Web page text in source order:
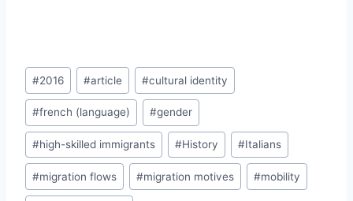
Post
Tags:
#2016 #article #cultural identity
#french (language) #gender
#high-skilled immigrants #History #Italians
#migration flows #migration motives #mobility